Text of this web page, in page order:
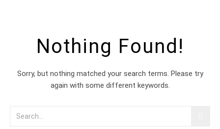
Nothing Found!
Sorry, but nothing matched your search terms. Please try
again with some different keywords.